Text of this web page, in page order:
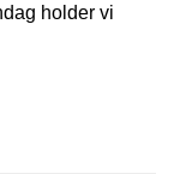
holder vi